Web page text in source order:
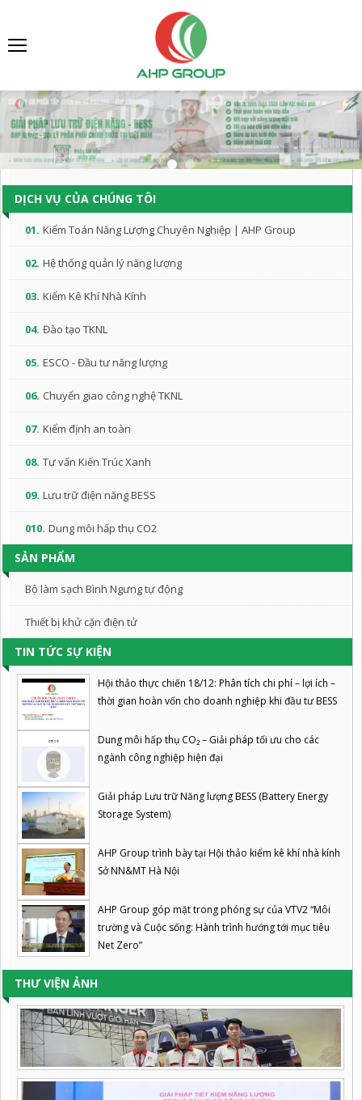
DỊCH VỤ CỦA CHÚNG TÔI
01. Kiểm Toán Năng Lượng Chuyên Nghiệp | AHP Group
02. Hệ thống quản lý năng lượng
03. Kiểm Kê Khí Nhà Kính
04. Đào tạo TKNL
05. ESCO - Đầu tư năng lượng
06. Chuyển giao công nghệ TKNL
07. Kiểm định an toàn
08. Tư vấn Kiến Trúc Xanh
09. Lưu trữ điện năng BESS
010. Dung môi hấp thụ CO2
SẢN PHẨM
Bộ làm sạch Bình Ngưng tự động
Thiết bị khử cặn điện tử
TIN TỨC SỰ KIỆN
Hội thảo thực chiến 18/12: Phân tích chi phí – lợi ích –
thời gian hoàn vốn cho doanh nghiệp khi đầu tư BESS
Dung môi hấp thụ CO₂ – Giải pháp tối ưu cho các
ngành công nghiệp hiện đại
Giải pháp Lưu trữ Năng lượng BESS (Battery Energy
Storage System)
AHP Group trình bày tại Hội thảo kiểm kê khí nhà kính
Sở NN&MT Hà Nội
AHP Group góp mặt trong phóng sự của VTV2 “Môi
trường và Cuộc sống: Hành trình hướng tới mục tiêu
Net Zero”
THƯ VIỆN ẢNH